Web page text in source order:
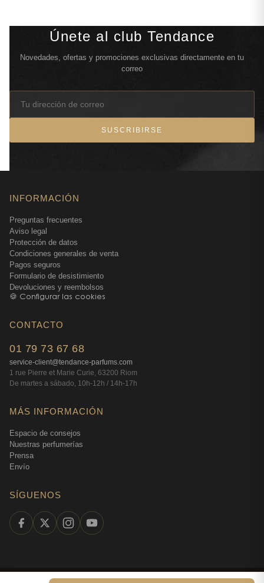
Únete al club Tendance
Novedades, ofertas y promociones exclusivas directamente en tu
correo
SUSCRIBIRSE
INFORMACIÓN
Preguntas frecuentes
Aviso legal
Protección de datos
Condiciones generales de venta
Pagos seguros
Formulario de desistimiento
Devoluciones y reembolsos
🍪 Configurar las cookies
CONTACTO
01 79 73 67 68
service-client@tendance-parfums.com
1 rue Pierre et Marie Curie, 63200 Riom
De martes a sábado, 10h-12h / 14h-17h
MÁS INFORMACIÓN
Espacio de consejos
Nuestras perfumerías
Prensa
Envío
SÍGUENOS